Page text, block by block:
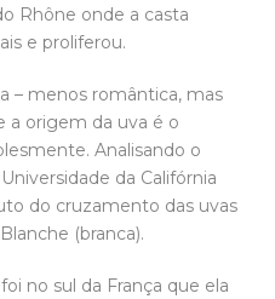
Rhône onde a casta
e proliferou.
– menos romântica, mas
a origem da uva é o
Analisando o
da Califórnia
do cruzamento das uvas
(branca).
no sul da França que ela